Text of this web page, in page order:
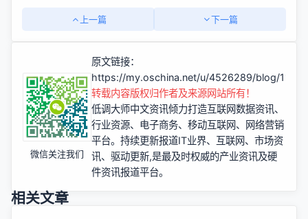
上一篇 下一篇
微信关注我们
原文链接：
https://my.oschina.net/u/4526289/blog/
转载内容版权归作者及来源网站所有！
低调大师中文资讯倾力打造互联网数据资讯、
行业资源、电子商务、移动互联网、网络营销
平台。持续更新报道IT业界、互联网、市场资
讯、驱动更新,是最及时权威的产业资讯及硬
件资讯报道平台。
相关文章